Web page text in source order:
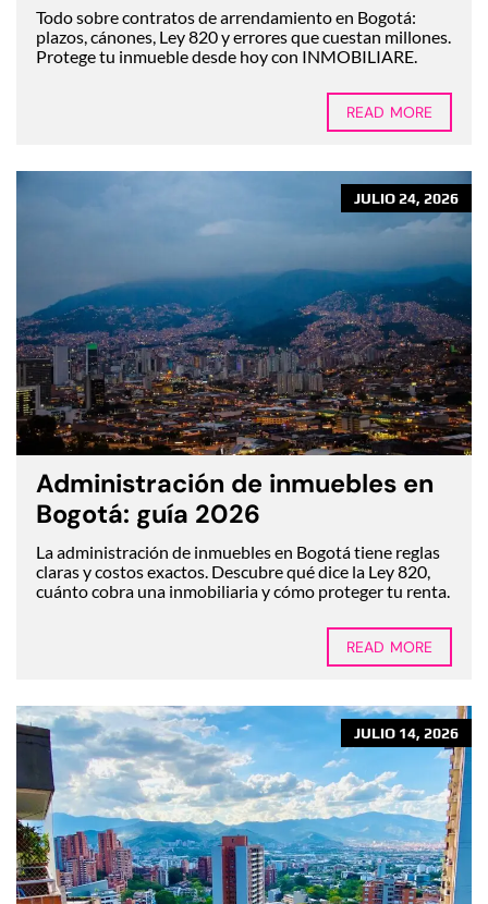
Todo sobre contratos de arrendamiento en Bogotá:
plazos, cánones, Ley 820 y errores que cuestan millones.
Protege tu inmueble desde hoy con INMOBILIARE.
READ MORE
JULIO 24, 2026
Administración de inmuebles en
Bogotá: guía 2026
La administración de inmuebles en Bogotá tiene reglas
claras y costos exactos. Descubre qué dice la Ley 820,
cuánto cobra una inmobiliaria y cómo proteger tu renta.
READ MORE
JULIO 14, 2026